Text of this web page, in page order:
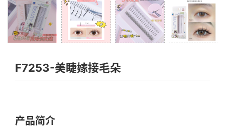
F7253-美睫嫁接毛朵
产品简介